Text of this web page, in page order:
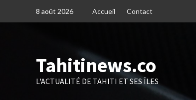
8 août 2026 Accueil Contact
Tahitinews.co
L'ACTUALITÉ DE TAHITI ET SES ÎLES